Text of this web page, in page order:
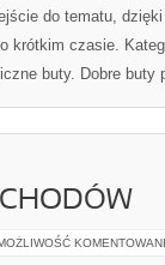
do tematu,
krótkim czasie.
buty. Dobre